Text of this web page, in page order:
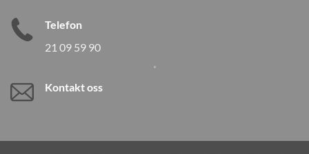
Telefon
21 09 59 90
Kontakt oss